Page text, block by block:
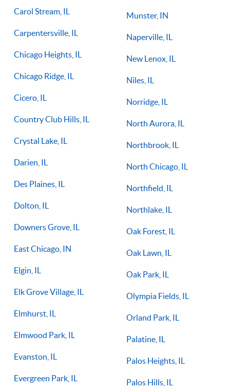
Carol Stream, IL
Carpentersville, IL
Chicago Heights, IL
Chicago Ridge, IL
Cicero, IL
Country Club Hills, IL
Crystal Lake, IL
Darien, IL
Des Plaines, IL
Dolton, IL
Downers Grove, IL
East Chicago, IN
Elgin, IL
Elk Grove Village, IL
Elmhurst, IL
Elmwood Park, IL
Evanston, IL
Evergreen Park, IL
Munster, IN
Naperville, IL
New Lenox, IL
Niles, IL
Norridge, IL
North Aurora, IL
Northbrook, IL
North Chicago, IL
Northfield, IL
Northlake, IL
Oak Forest, IL
Oak Lawn, IL
Oak Park, IL
Olympia Fields, IL
Orland Park, IL
Palatine, IL
Palos Heights, IL
Palos Hills, IL